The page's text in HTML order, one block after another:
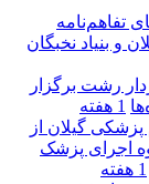
تفاهم‌نامه
و بنیاد نخبگان
رشت برگزار
1 هفته
پزشکی گیلان از
اجرای پزشک
1 هفته